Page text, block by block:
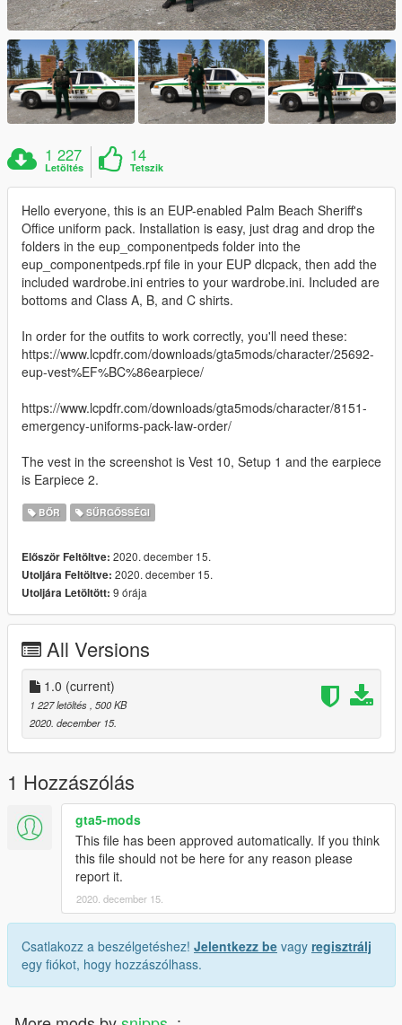
1 227
Letöltés
14
Tetszik
Hello everyone, this is an EUP-enabled Palm Beach Sheriff's
Office uniform pack. Installation is easy, just drag and drop the
folders in the eup_componentpeds folder into the
eup_componentpeds.rpf file in your EUP dlcpack, then add the
included wardrobe.ini entries to your wardrobe.ini. Included are
bottoms and Class A, B, and C shirts.
In order for the outfits to work correctly, you'll need these:
https://www.lcpdfr.com/downloads/gta5mods/character/25692-
eup-vest%EF%BC%86earpiece/
https://www.lcpdfr.com/downloads/gta5mods/character/8151-
emergency-uniforms-pack-law-order/
The vest in the screenshot is Vest 10, Setup 1 and the earpiece
is Earpiece 2.
BŐR SŰRGŐSSÉGI
Először Feltöltve: 2020. december 15.
Utoljára Feltöltve: 2020. december 15.
Utoljára Letöltött: 9 órája
All Versions
1.0 (current)
1 227 letöltés , 500 KB
2020. december 15.
1 Hozzászólás
gta5-mods
This file has been approved automatically. If you think
this file should not be here for any reason please
report it.
2020. december 15.
Csatlakozz a beszélgetéshez! Jelentkezz be vagy regisztrálj
egy fiókot, hogy hozzászólhass.